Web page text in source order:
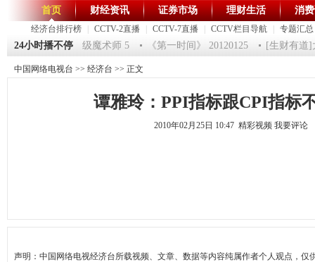
首页
经济台排行榜 CCTV-2直播 CCTV-7直播 CCTV栏目导航 专题汇总
财经资讯 证券市场 理财生活 消
24小时播不停
祝福2012-超级魔术师 5 《第一时间》 20120125 [生财有道]
中国网络电视台 >> 经济台 >> 正文
谭雅玲：PPI指标跟CPI指标
2010年02月25日 10:47 精彩视频 我要评论
声明：中国网络电视经济台所载视频、文章、数据等内容纯属作者个人观点，仅